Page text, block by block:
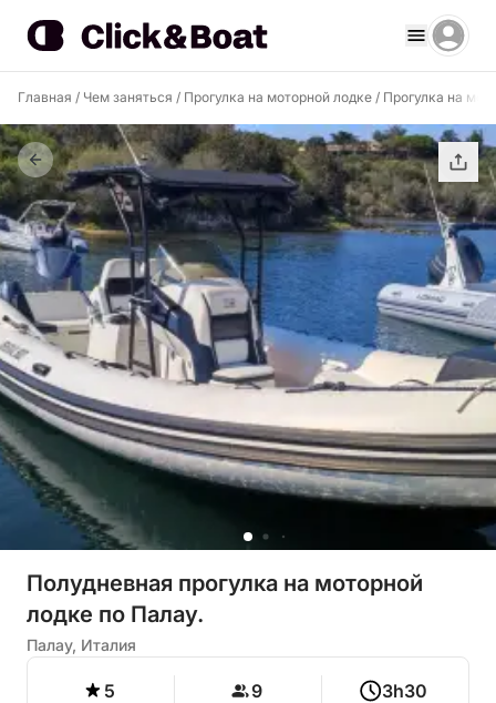
Главная / Чем заняться / Прогулка на моторной лодке / Прогулка на
Полудневная прогулка на моторной
лодке по Палау.
Палау, Италия
5 9 3h30